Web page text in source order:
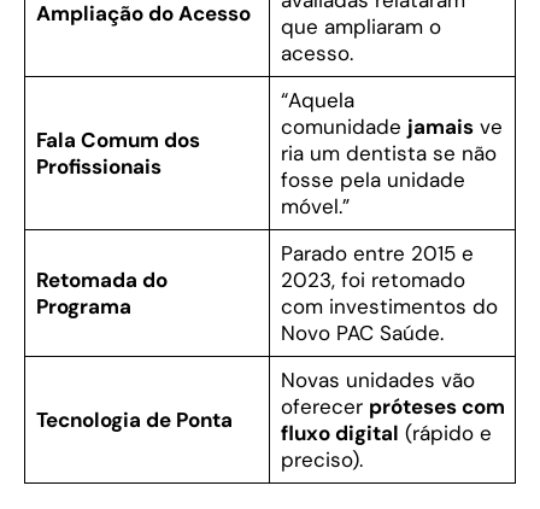
Ampliação do Acesso
que ampliaram o
acesso.
Fala Comum dos
Profissionais
“Aquela
comunidade jamaisve
ria um dentista se não
fosse pela unidade
móvel.”
Retomada do
Programa
Parado entre 2015 e
2023, foi retomado
com investimentos do
Novo PAC Saúde.
Tecnologia de Ponta
Novas unidades vão
oferecer próteses com
fluxo digital (rápido e
preciso).